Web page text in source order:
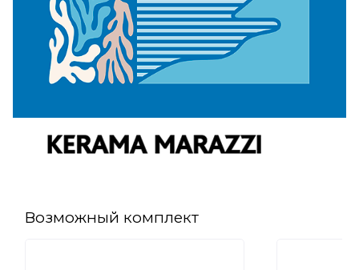
Возможный комплект